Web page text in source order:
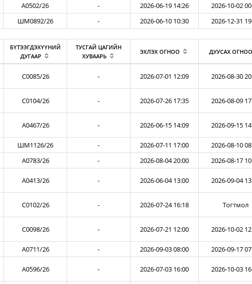
A0502/26 - 2026-06-19 14:26
2026-10-02
ШМ0892/26 - 2026-06-10 10:30
2026-12-31
БҮТЭЭГДЭХҮҮНИЙ
ДУГААР
ТУСГАЙ ЦАГИЙН
ХУВААРЬ
ЭХЛЭХ ОГНОО ДУУСАХ ОГНОО
C0085/26 - 2026-07-01 12:09 2026-08-30
C0104/26 - 2026-07-26 17:35 2026-08-09
A0467/26 - 2026-06-15 14:09 2026-09-15
ШМ1126/26 - 2026-07-11 17:00
2026-08-10
A0783/26 - 2026-08-04 20:00 2026-08-17
A0413/26 - 2026-06-04 13:00 2026-09-04
C0102/26 - 2026-07-24 16:18 Тогтмол
C0098/26 - 2026-07-21 12:00 2026-10-02
A0711/26 - 2026-09-03 08:00 2026-09-17
A0596/26 - 2026-07-03 16:00 2026-10-03